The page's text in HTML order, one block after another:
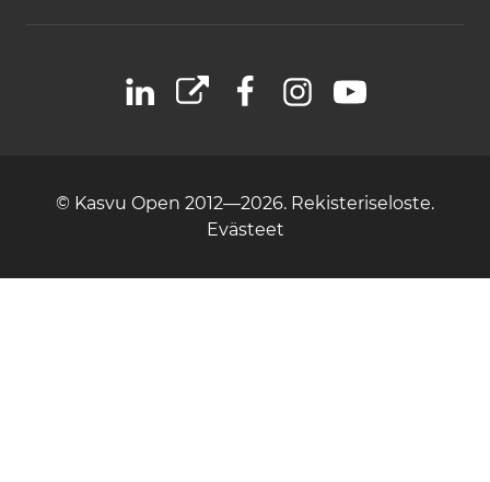
LinkedIn
X FacebookInstagramYouTube
© Kasvu Open 2012—2026. Rekisteriseloste.
Evästeet